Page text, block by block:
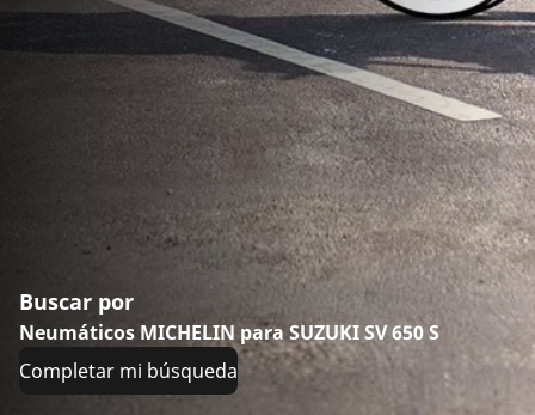
Buscar por
Neumáticos MICHELIN para SUZUKI SV 650 S
Completar mi búsqueda